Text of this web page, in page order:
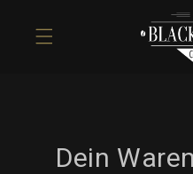
Inhalt
Dein